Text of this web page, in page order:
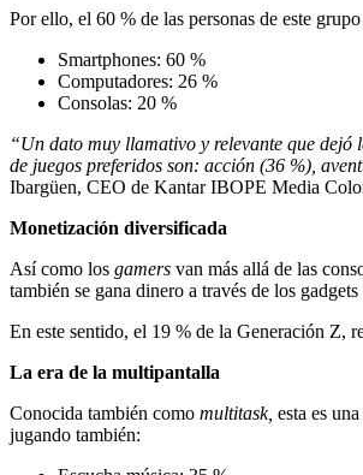
Por ello, el 60 % de las personas de este
Smartphones: 60 %
Computadores: 26 %
Consolas: 20 %
“Un dato muy llamativo y relevante que dejó
de juegos preferidos son: acción (36 %),
Ibargüen, CEO de Kantar IBOPE Media
Monetización diversificada
Así como los gamers van más allá de las
también se gana dinero a través de los
En este sentido, el 19 % de la Generación Z,
La era de la multipantalla
Conocida también como multitask, esta es
jugando también: